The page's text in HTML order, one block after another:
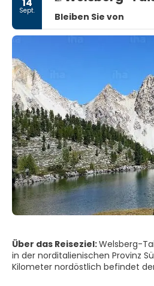
Sept.
Bleiben Sie von
Über das Reiseziel:Welsberg-
in der norditalienischen Provinz
Kilometer nordöstlich befindet